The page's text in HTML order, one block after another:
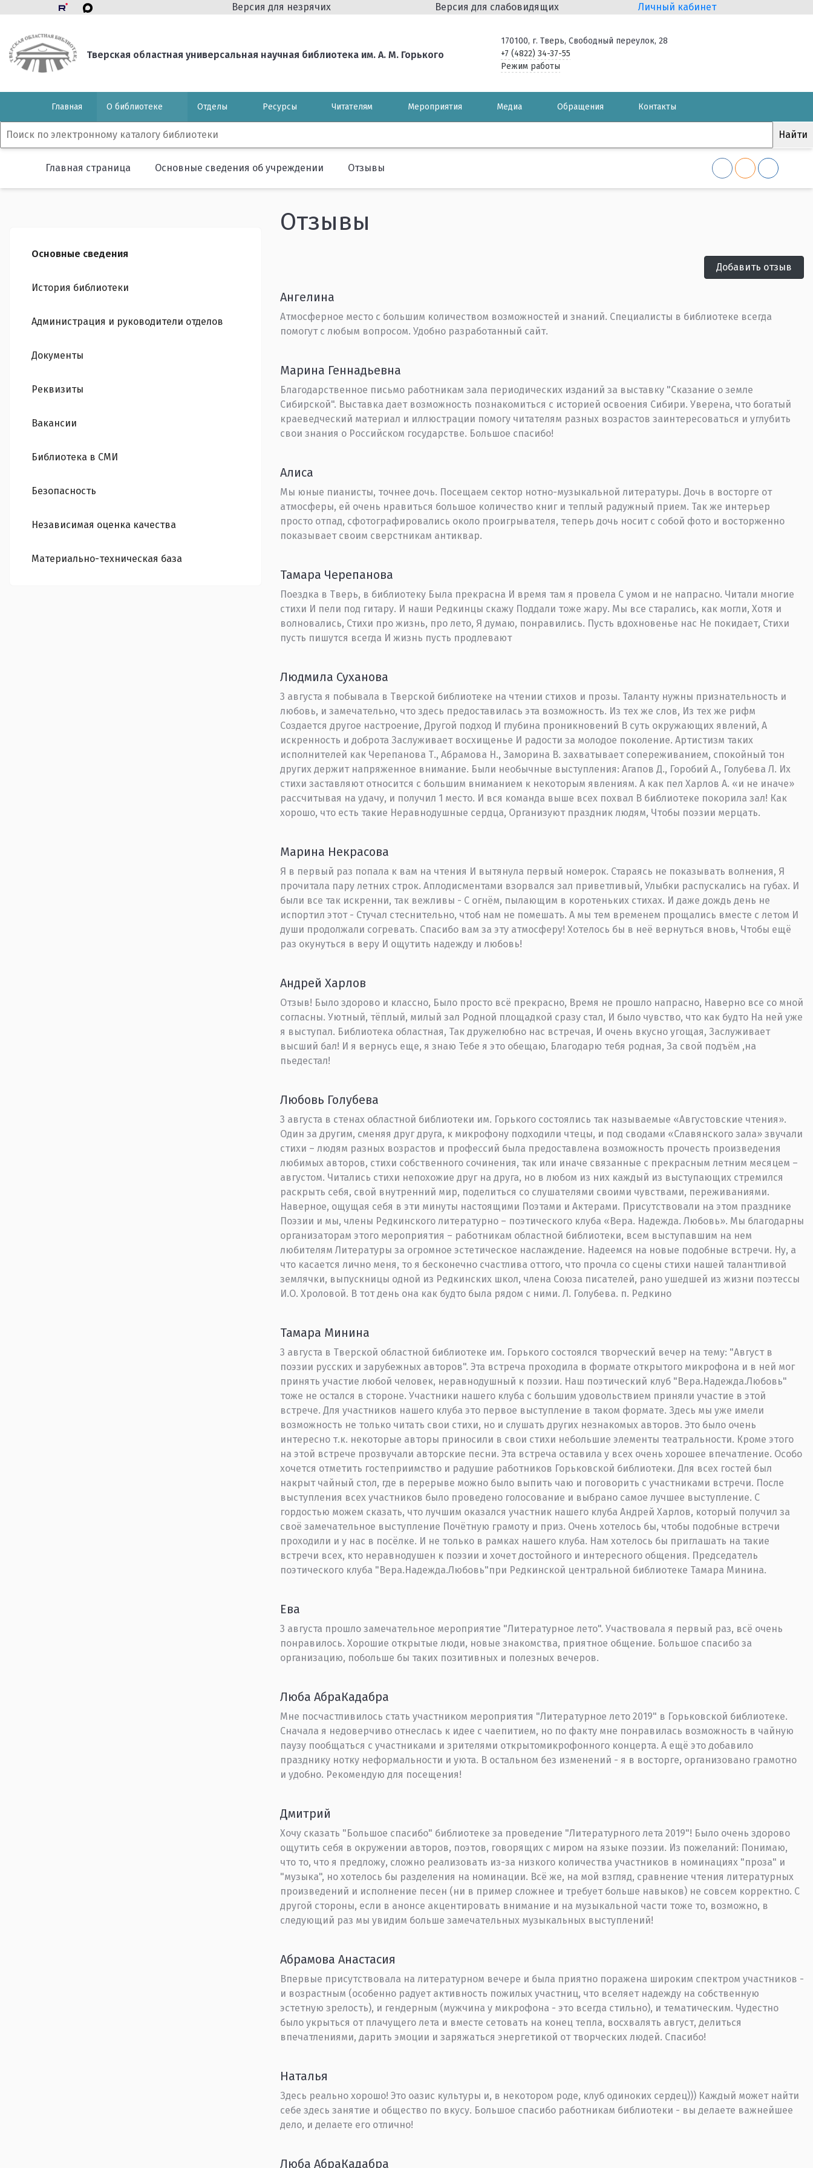
Версия для незрячих Версия для слабовидящих Личный кабинет
Тверская областная универсальная научная библиотека им. А. М. Горького
170100, г. Тверь, Свободный переулок, 28
+7 (4822) 34-37-55
Режим работы
Главная О библиотеке Отделы Ресурсы Читателям Мероприятия Медиа Обращения Контакты
Главная страница Основные сведения об учреждении Отзывы
Основные сведения
История библиотеки
Администрация и руководители отделов
Документы
Реквизиты
Вакансии
Библиотека в СМИ
Безопасность
Независимая оценка качества
Материально-техническая база
Отзывы
Добавить отзыв
Ангелина
Атмосферное место с большим количеством возможностей и знаний. Специалисты в библиотеке всегда
помогут с любым вопросом. Удобно разработанный сайт.
Марина Геннадьевна
Благодарственное письмо работникам зала периодических изданий за выставку "Сказание о земле
Сибирской". Выставка дает возможность познакомиться с историей освоения Сибири. Уверена, что богатый
краеведческий материал и иллюстрации помогу читателям разных возрастов заинтересоваться и углубить
свои знания о Российском государстве. Большое спасибо!
Алиса
Мы юные пианисты, точнее дочь. Посещаем сектор нотно-музыкальной литературы. Дочь в восторге от
атмосферы, ей очень нравиться большое количество книг и теплый радужный прием. Так же интерьер
просто отпад, сфотографировались около проигрывателя, теперь дочь носит с собой фото и восторженно
показывает своим сверстникам антиквар.
Тамара Черепанова
Поездка в Тверь, в библиотеку Была прекрасна И время там я провела С умом и не напрасно. Читали многие
стихи И пели под гитару. И наши Редкинцы скажу Поддали тоже жару. Мы все старались, как могли, Хотя и
волновались, Стихи про жизнь, про лето, Я думаю, понравились. Пусть вдохновенье нас Не покидает, Стихи
пусть пишутся всегда И жизнь пусть продлевают
Людмила Суханова
3 августа я побывала в Тверской библиотеке на чтении стихов и прозы. Таланту нужны признательность и
любовь, и замечательно, что здесь предоставилась эта возможность. Из тех же слов, Из тех же рифм
Создается другое настроение, Другой подход И глубина проникновений В суть окружающих явлений, А
искренность и доброта Заслуживает восхищенье И радости за молодое поколение. Артистизм таких
исполнителей как Черепанова Т., Абрамова Н., Заморина В. захватывает сопереживанием, спокойный тон
других держит напряженное внимание. Были необычные выступления: Агапов Д., Горобий А., Голубева Л. Их
стихи заставляют относится с большим вниманием к некоторым явлениям. А как пел Харлов А. «и не иначе»
рассчитывая на удачу, и получил 1 место. И вся команда выше всех похвал В библиотеке покорила зал! Как
хорошо, что есть такие Неравнодушные сердца, Организуют праздник людям, Чтобы поэзии мерцать.
Марина Некрасова
Я в первый раз попала к вам на чтения И вытянула первый номерок. Стараясь не показывать волнения, Я
прочитала пару летних строк. Аплодисментами взорвался зал приветливый, Улыбки распускались на губах. И
были все так искренни, так вежливы - С огнём, пылающим в коротеньких стихах. И даже дождь день не
испортил этот - Стучал стеснительно, чтоб нам не помешать. А мы тем временем прощались вместе с летом И
души продолжали согревать. Спасибо вам за эту атмосферу! Хотелось бы в неё вернуться вновь, Чтобы ещё
раз окунуться в веру И ощутить надежду и любовь!
Андрей Харлов
Отзыв! Было здорово и классно, Было просто всё прекрасно, Время не прошло напрасно, Наверно все со мной
согласны. Уютный, тёплый, милый зал Родной площадкой сразу стал, И было чувство, что как будто На ней уже
я выступал. Библиотека областная, Так дружелюбно нас встречая, И очень вкусно угощая, Заслуживает
высший бал! И я вернусь еще, я знаю Тебе я это обещаю, Благодарю тебя родная, За свой подъём ,на
пьедестал!
Любовь Голубева
3 августа в стенах областной библиотеки им. Горького состоялись так называемые «Августовские чтения».
Один за другим, сменяя друг друга, к микрофону подходили чтецы, и под сводами «Славянского зала» звучали
стихи – людям разных возрастов и профессий была предоставлена возможность прочесть произведения
любимых авторов, стихи собственного сочинения, так или иначе связанные с прекрасным летним месяцем –
августом. Читались стихи непохожие друг на друга, но в любом из них каждый из выступающих стремился
раскрыть себя, свой внутренний мир, поделиться со слушателями своими чувствами, переживаниями.
Наверное, ощущая себя в эти минуты настоящими Поэтами и Актерами. Присутствовали на этом празднике
Поэзии и мы, члены Редкинского литературно – поэтического клуба «Вера. Надежда. Любовь». Мы благодарны
организаторам этого мероприятия – работникам областной библиотеки, всем выступавшим на нем
любителям Литературы за огромное эстетическое наслаждение. Надеемся на новые подобные встречи. Ну, а
что касается лично меня, то я бесконечно счастлива оттого, что прочла со сцены стихи нашей талантливой
землячки, выпускницы одной из Редкинских школ, члена Союза писателей, рано ушедшей из жизни поэтессы
И.О. Хроловой. В тот день она как будто была рядом с ними. Л. Голубева. п. Редкино
Тамара Минина
3 августа в Тверской областной библиотеке им. Горького состоялся творческий вечер на тему: "Август в
поэзии русских и зарубежных авторов". Эта встреча проходила в формате открытого микрофона и в ней мог
принять участие любой человек, неравнодушный к поэзии. Наш поэтический клуб "Вера.Надежда.Любовь"
тоже не остался в стороне. Участники нашего клуба с большим удовольствием приняли участие в этой
встрече. Для участников нашего клуба это первое выступление в таком формате. Здесь мы уже имели
возможность не только читать свои стихи, но и слушать других незнакомых авторов. Это было очень
интересно т.к. некоторые авторы приносили в свои стихи небольшие элементы театральности. Кроме этого
на этой встрече прозвучали авторские песни. Эта встреча оставила у всех очень хорошее впечатление. Особо
хочется отметить гостеприимство и радушие работников Горьковской библиотеки. Для всех гостей был
накрыт чайный стол, где в перерыве можно было выпить чаю и поговорить с участниками встречи. После
выступления всех участников было проведено голосование и выбрано самое лучшее выступление. С
гордостью можем сказать, что лучшим оказался участник нашего клуба Андрей Харлов, который получил за
своё замечательное выступление Почётную грамоту и приз. Очень хотелось бы, чтобы подобные встречи
проходили и у нас в посёлке. И не только в рамках нашего клуба. Нам хотелось бы приглашать на такие
встречи всех, кто неравнодушен к поэзии и хочет достойного и интересного общения. Председатель
поэтического клуба "Вера.Надежда.Любовь"при Редкинской центральной библиотеке Тамара Минина.
Ева
3 августа прошло замечательное мероприятие "Литературное лето". Участвовала я первый раз, всё очень
понравилось. Хорошие открытые люди, новые знакомства, приятное общение. Большое спасибо за
организацию, побольше бы таких позитивных и полезных вечеров.
Люба АбраКадабра
Мне посчастливилось стать участником мероприятия "Литературное лето 2019" в Горьковской библиотеке.
Сначала я недоверчиво отнеслась к идее с чаепитием, но по факту мне понравилась возможность в чайную
паузу пообщаться с участниками и зрителями открытомикрофонного концерта. А ещё это добавило
празднику нотку неформальности и уюта. В остальном без изменений - я в восторге, организовано грамотно
и удобно. Рекомендую для посещения!
Дмитрий
Хочу сказать "Большое спасибо" библиотеке за проведение "Литературного лета 2019"! Было очень здорово
ощутить себя в окружении авторов, поэтов, говорящих с миром на языке поэзии. Из пожеланий: Понимаю,
что то, что я предложу, сложно реализовать из-за низкого количества участников в номинациях "проза" и
"музыка", но хотелось бы разделения на номинации. Всё же, на мой взгляд, сравнение чтения литературных
произведений и исполнение песен (ни в пример сложнее и требует больше навыков) не совсем корректно. С
другой стороны, если в анонсе акцентировать внимание и на музыкальной части тоже то, возможно, в
следующий раз мы увидим больше замечательных музыкальных выступлений!
Абрамова Анастасия
Впервые присутствовала на литературном вечере и была приятно поражена широким спектром участников -
и возрастным (особенно радует активность пожилых участниц, что вселяет надежду на собственную
эстетную зрелость), и гендерным (мужчина у микрофона - это всегда стильно), и тематическим. Чудестно
было укрыться от плачущего лета и вместе сетовать на конец тепла, восхвалять август, делиться
впечатлениями, дарить эмоции и заряжаться энергетикой от творческих людей. Спасибо!
Наталья
Здесь реально хорошо! Это оазис культуры и, в некотором роде, клуб одиноких сердец))) Каждый может найти
себе здесь занятие и общество по вкусу. Большое спасибо работникам библиотеки - вы делаете важнейшее
дело, и делаете его отлично!
Люба АбраКадабра